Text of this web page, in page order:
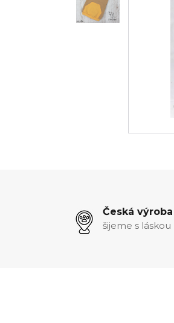
Česká výroba
šijeme s